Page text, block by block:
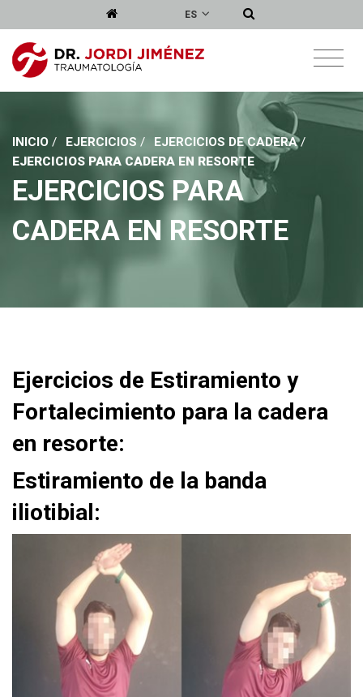
ES
INICIO / EJERCICIOS / EJERCICIOS DE CADERA /
EJERCICIOS PARA CADERA EN RESORTE
EJERCICIOS PARA
CADERA EN RESORTE
Ejercicios de Estiramiento y
Fortalecimiento para la cadera
en resorte:
Estiramiento de la banda
iliotibial: